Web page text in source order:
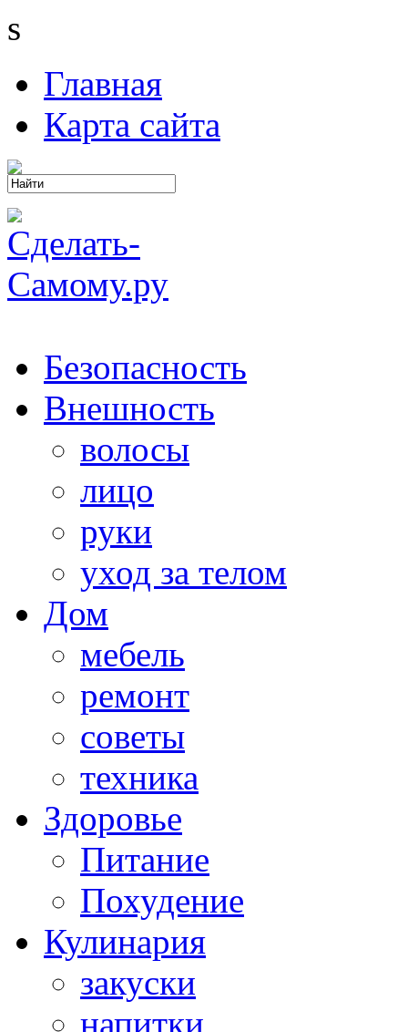
s
Главная
Карта сайта
Безопасность
Внешность
волосы
лицо
руки
уход за телом
Дом
мебель
ремонт
советы
техника
Здоровье
Питание
Похудение
Кулинария
закуски
напитки